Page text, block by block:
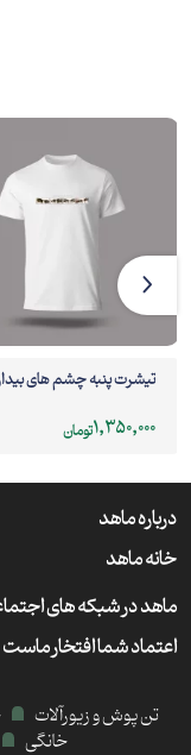
تیشرت پنبه چشم های
1,350,000تومان
درباره ماهد
خانه ماهد
ماهد در شبکه های
اعتماد شما افتخار ماست
تن پوش و زیورآلات
خانگی